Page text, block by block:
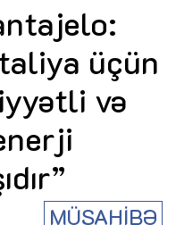
üçün
və
MÜSAHİBƏ